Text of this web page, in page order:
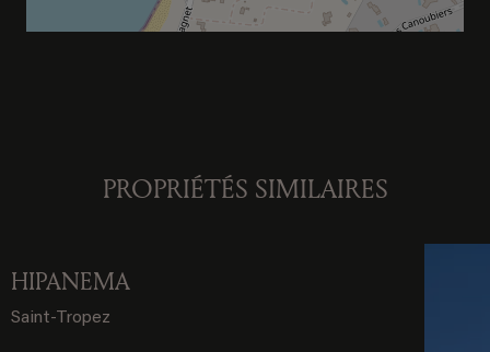
PROPRIÉTÉS SIMILAIRES
HIPANEMA
Saint-Tropez